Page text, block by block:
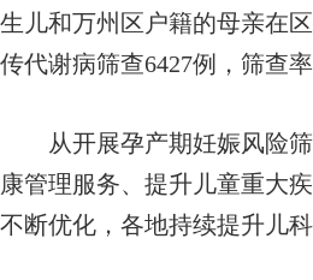
生儿和万州区户籍的母亲在
传代谢病筛查6427例，筛查率
从开展孕产期妊娠风险筛
康管理服务、提升儿童重大
不断优化，各地持续提升儿